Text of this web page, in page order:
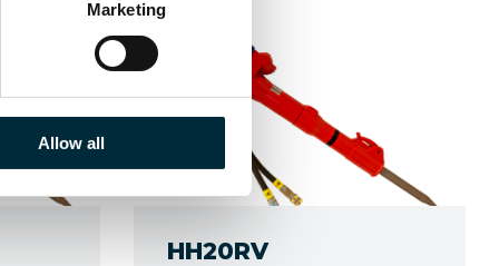
Marketing
Allow all
HH20RV